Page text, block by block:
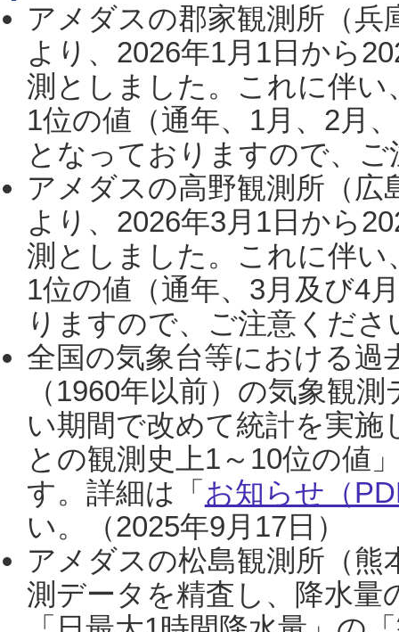
アメダスの郡家観測所（
より、2026年1月1日から
測としました。これに伴い
1位の値（通年、1月、2月
となっておりますので、
アメダスの高野観測所（
より、2026年3月1日から
測としました。これに伴い
1位の値（通年、3月及び4
りますので、ご注意くだ
全国の気象台等における過
（1960年以前）の気象観
い期間で改めて統計を実
との観測史上1～10位の値
す。詳細は「 お知らせ（
い。（2025年9月17日）
アメダスの松島観測所（熊
測データを精査し、降水